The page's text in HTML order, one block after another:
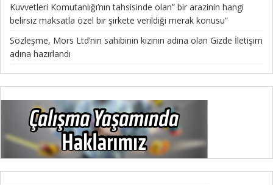
Kuvvetleri Komutanlığı’nın tahsisinde olan” bir arazinin hangi
belirsiz maksatla özel bir şirkete verildiği merak konusu”
Sözleşme, Mors Ltd’nin sahibinin kızının adına olan Gizde İletişim
adına hazırlandı